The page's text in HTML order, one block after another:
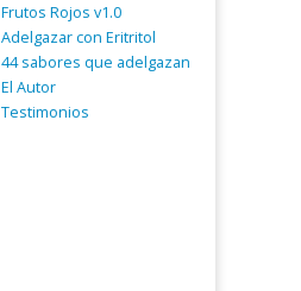
Frutos Rojos v1.0
Adelgazar con Eritritol
44 sabores que adelgazan
El Autor
Testimonios